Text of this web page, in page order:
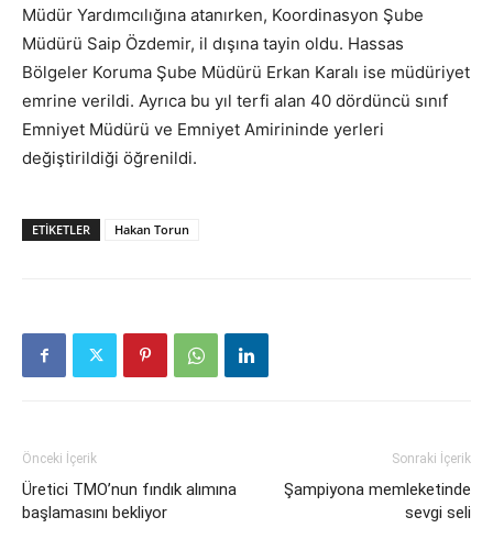
Müdür Yardımcılığına atanırken, Koordinasyon Şube
Müdürü Saip Özdemir, il dışına tayin oldu. Hassas
Bölgeler Koruma Şube Müdürü Erkan Karalı ise müdüriyet
emrine verildi. Ayrıca bu yıl terfi alan 40 dördüncü sınıf
Emniyet Müdürü ve Emniyet Amirininde yerleri
değiştirildiği öğrenildi.
ETİKETLER Hakan Torun
Önceki İçerik
Üretici TMO’nun fındık alımına
başlamasını bekliyor
Sonraki İçerik
Şampiyona memleketinde
sevgi seli